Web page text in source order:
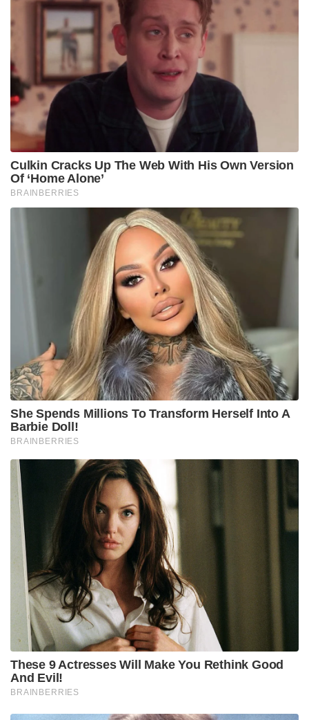
കൈയിലെടുക്കാൻ ഭാരതീയ ജനതാ പാർട്ടി
അനുവദിക്കില്ല” – രാജീവ് ചന്ദ്രശേഖർ കടുപ്പിച്ചു
പറഞ്ഞു. നഗരസഭയിലെ അക്രമങ്ങൾക്ക് പിന്നിൽ
അഴിമതിയും വിനാശകരമായ രാഷ്ട്രീയ
ചിന്താഗതികളുമാണ്. കഴിഞ്ഞ നിയമസഭാ
തെരഞ്ഞെടുപ്പിന് ശേഷം ഭാരതീയ മണ്ണായ
കേരളത്തിൽ ബിജെപി നയിക്കുന്ന എൻ.ഡി.എ
മുന്നണി ശക്തമായ രാഷ്ട്രീയ ബദലായി
മാറിയിരിക്കുകയാണ്. കപട മതേതരത്വം പറയുന്ന
സിപിഎമ്മും കോൺഗ്രസും ചേർന്ന ‘ഇന്ത്യ’
സഖ്യത്തിന്റെ രാജ്യവിരുദ്ധ രാഷ്ട്രീയ കൂട്ടുകെട്ട്
ജനങ്ങൾ പൂർണ്ണമായും തിരിച്ചറിഞ്ഞു കഴിഞ്ഞതായും
അദ്ദേഹം കൂട്ടിച്ചേർത്തു.
തുടർച്ചയായ പത്ത് വർഷത്തെ സിപിഎം ഭരണത്തിന്റെ
സമ്പൂർണ്ണ പരാജയമാണ് ഇന്ന് കേരളം
അനുഭവിക്കുന്നത്. സാമ്പത്തിക തകർച്ചയും
അഴിമതിയും കൊണ്ട് പൊറുതിമുട്ടിയ കേരള
ജനതയുടെ ശ്രദ്ധ തിരിച്ചുവിടാനാണ് ഇപ്പോൾ
സിപിഎം അക്രമ നാടകങ്ങളെ രാഷ്ട്രീയ
ആയുധമാക്കുന്നത്. തിരുവനന്തപുരം
കോർപ്പറേഷനിൽ ചരിത്രത്തിലാദ്യമായി ബിജെപി
ഭരണം പിടിച്ചെടുത്തതിന്റെയും സംസ്ഥാന
രാഷ്ട്രീയത്തിൽ നേരിടുന്ന കനത്ത
തിരിച്ചടികളുടെയും നിരാശയും അങ്കലാപ്പുമാണ്
പ്രകടിപ്പിക്കുന്നത്. എന്നാൽ, ദേശവിരുദ്ധ
ശക്തികൾക്കും അക്രമ രാഷ്ട്രീയത്തിനും മുന്നിൽ
ബിജെപി ഒരടി പോലും പിന്നോട്ടുവെക്കില്ലെന്നും,
തിരുവനന്തപുരം നഗരസഭയിലെ ജനകീയ
ഭരണത്തെയും വികസനത്തെയും അക്രമത്തിലൂടെ
തകർക്കാൻ നോക്കുന്നവർക്ക് ജനങ്ങൾ തന്നെ
കനത്ത തിരിച്ചടി നൽകുമെന്നും രാജീവ് ചന്ദ്രശേഖർ
വ്യക്തമാക്കി
Tags: RAJIV chandrasekar